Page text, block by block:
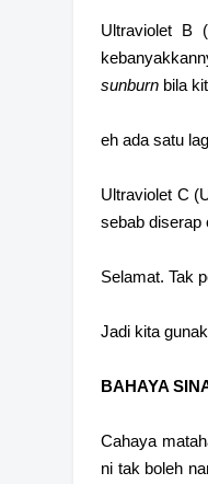
Ultraviolet B
sunburn bila
eh ada satu
Ultraviolet C
sebab diserap
Selamat. Tak
Jadi kita
BAHAYA
Cahaya
ni tak boleh